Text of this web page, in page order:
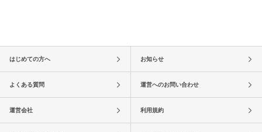
はじめての方へ お知らせ
よくある質問 運営へのお問い合わせ
運営会社 利用規約